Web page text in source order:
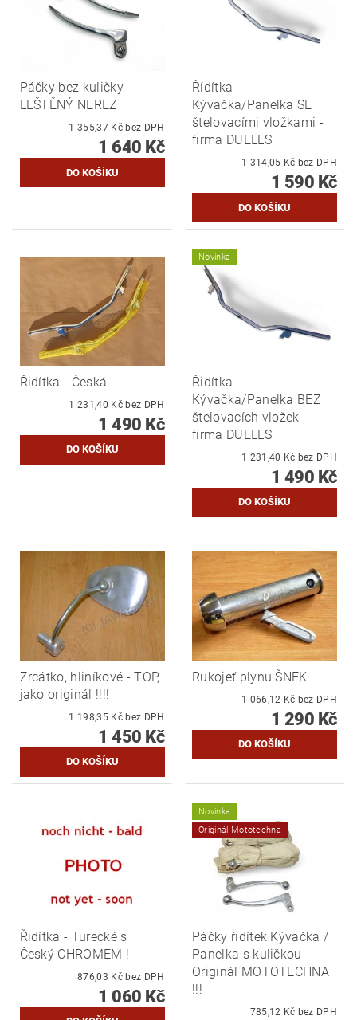
Páčky bez kuličky
LEŠTĚNÝ NEREZ
1 355,37 Kč bez DPH
1 640 Kč
Řídítka
Kývačka/Panelka SE
štelovacími vložkami -
firma DUELLS
1 314,05 Kč bez DPH
1 590 Kč
Řidítka - Česká
1 231,40 Kč bez DPH
1 490 Kč
Novinka
Řidítka
Kývačka/Panelka BEZ
štelovacích vložek -
firma DUELLS
1 231,40 Kč bez DPH
1 490 Kč
Zrcátko, hliníkové - TOP,
jako originál !!!!
1 198,35 Kč bez DPH
1 450 Kč
Rukojeť plynu ŠNEK
1 066,12 Kč bez DPH
1 290 Kč
Řidítka - Turecké s
Český CHROMEM !
876,03 Kč bez DPH
1 060 Kč
Novinka
Originál Mototechna
Páčky řidítek Kývačka /
Panelka s kuličkou -
Originál MOTOTECHNA
!!!
785,12 Kč bez DPH